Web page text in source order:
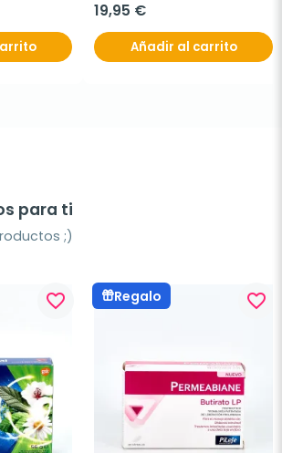
19,95 €
Añadir al carrito
para ti
;)
favorite_border Regalo favorite_border